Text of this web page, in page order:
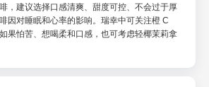
，建议选择口感清爽、甜度可控、不会过于厚
因对睡眠和心率的影响。瑞幸中可关注橙 C
果怕苦、想喝柔和口感，也可考虑轻椰茉莉拿